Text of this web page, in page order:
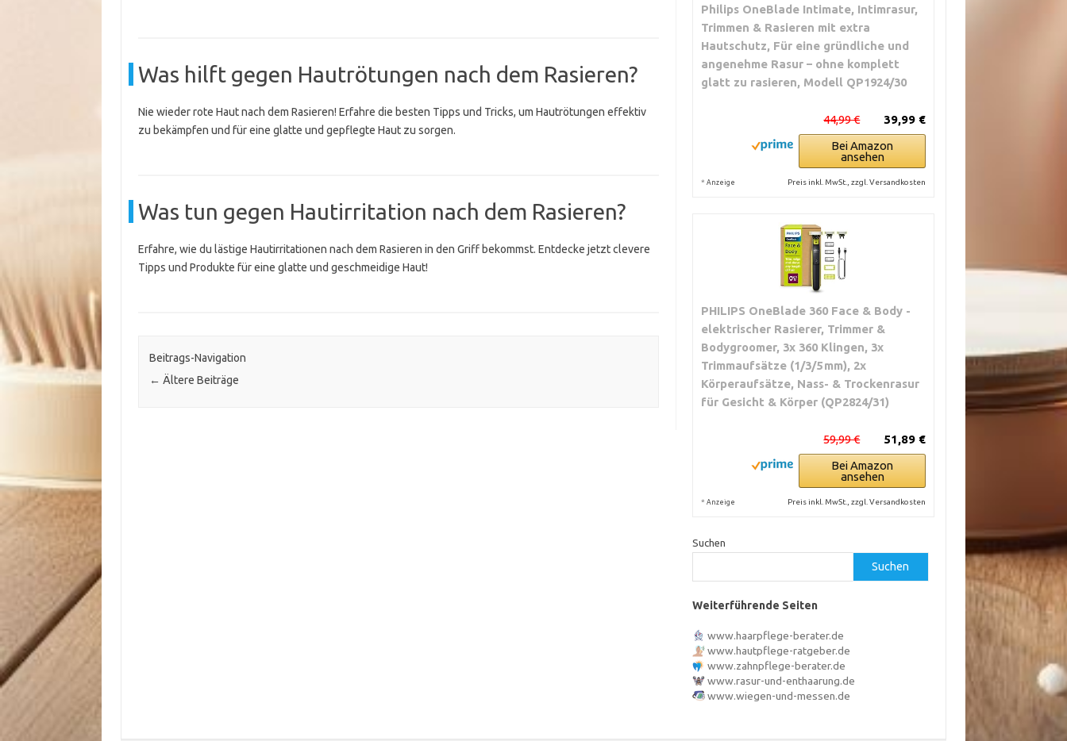
Was hilft gegen Hautrötungen nach dem Rasieren?
Nie wieder rote Haut nach dem Rasieren! Erfahre die besten Tipps und Tricks, um Hautrötungen effektiv
zu bekämpfen und für eine glatte und gepflegte Haut zu sorgen.
Was tun gegen Hautirritation nach dem Rasieren?
Erfahre, wie du lästige Hautirritationen nach dem Rasieren in den Griff bekommst. Entdecke jetzt clevere
Tipps und Produkte für eine glatte und geschmeidige Haut!
Beitrags-Navigation
← Ältere Beiträge
Philips OneBlade Intimate, Intimrasur,
Trimmen & Rasieren mit extra
Hautschutz, Für eine gründliche und
angenehme Rasur – ohne komplett
glatt zu rasieren, Modell QP1924/30
39,99 €
44,99 €
Bei Amazon
ansehen
* Anzeige Preis inkl. MwSt., zzgl. Versandkosten
PHILIPS OneBlade 360 Face & Body -
elektrischer Rasierer, Trimmer &
Bodygroomer, 3x 360 Klingen, 3x
Trimmaufsätze (1/3/5 mm), 2x
Körperaufsätze, Nass- & Trockenrasur
für Gesicht & Körper (QP2824/31)
51,89 €
59,99 €
Bei Amazon
ansehen
* Anzeige Preis inkl. MwSt., zzgl. Versandkosten
Suchen
Suchen
Weiterführende Seiten
www.haarpflege-berater.de
www.hautpflege-ratgeber.de
www.zahnpflege-berater.de
www.rasur-und-enthaarung.de
www.wiegen-und-messen.de